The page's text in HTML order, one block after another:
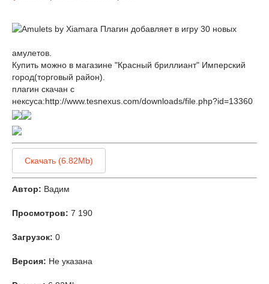
Плагин добавляет в игру 30 новых
амулетов.
Купить можно в магазине "Красный бриллиант" Имперский
город(торговый район).
плагин скачан с
нексуса:http://www.tesnexus.com/downloads/file.php?id=13360
Скачать (6.82Mb)
Автор: Вадим
Просмотров: 7 190
Загрузок: 0
Версия: Не указана